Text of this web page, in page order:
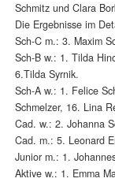
Schmitz und Clara
Die Ergebnisse im
Sch-C m.: 3. Maxim
Sch-B w.: 1. Tilda
6.Tilda Syrnik.
Sch-A w.: 1. Felice
Schmelzer, 16. Lina
Cad. w.: 2. Johanna
Cad. m.: 5. Leonard
Junior m.: 1.
Aktive w.: 1. Emma